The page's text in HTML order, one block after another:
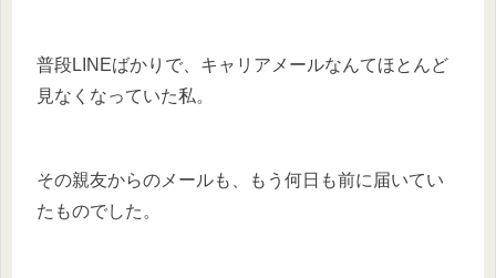
普段LINEばかりで、キャリアメールなんてほとんど
見なくなっていた私。
その親友からのメールも、もう何日も前に届いてい
たものでした。